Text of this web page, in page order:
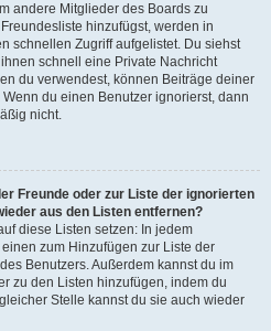
andere Mitglieder des Boards zu
hinzufügst, werden in
schnellen Zugriff aufgelistet. Du siehst
schnell eine Private Nachricht
du verwendest, können Beiträge deiner
du einen Benutzer ignorierst, dann
nicht.
Freunde oder zur Liste der ignorierten
aus den Listen entfernen?
diese Listen setzen: In jedem
zum Hinzufügen zur Liste der
Benutzers. Außerdem kannst du im
zu den Listen hinzufügen, indem du
Stelle kannst du sie auch wieder